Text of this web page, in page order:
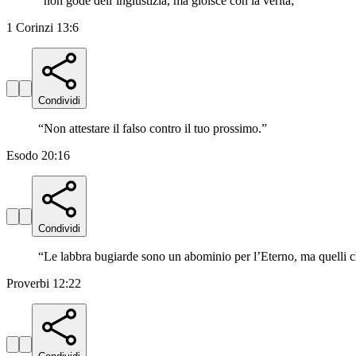
1 Corinzi 13:6
Condividi
“Non attestare il falso contro il tuo prossimo.”
Esodo 20:16
Condividi
“Le labbra bugiarde sono un abominio per l’Eterno, ma quelli
Proverbi 12:22